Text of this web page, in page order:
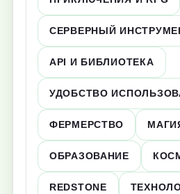
СЕРВЕРНЫЙ
API И БИБЛИОТЕКА
УДОБСТВО
ФЕРМЕРСТВО
ОБРАЗОВАНИЕ
REDSTONE